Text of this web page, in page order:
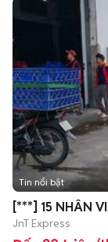
Tin nổi bật
[***] 15 NHÂN
JnT Express